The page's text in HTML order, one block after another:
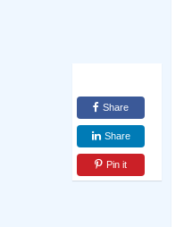
Share
Share
Pin it